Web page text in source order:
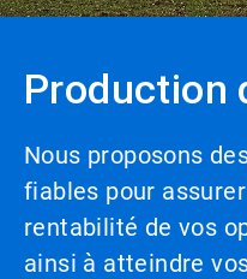
Production
Nous proposons
fiables pour
rentabilité de vos
ainsi à atteindre